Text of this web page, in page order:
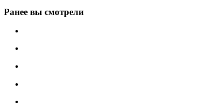
Ранее вы смотрели